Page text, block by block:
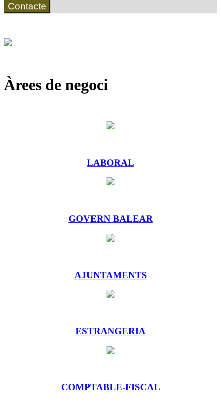
Contacte
Àrees de negoci
LABORAL
GOVERN BALEAR
AJUNTAMENTS
ESTRANGERIA
COMPTABLE-FISCAL